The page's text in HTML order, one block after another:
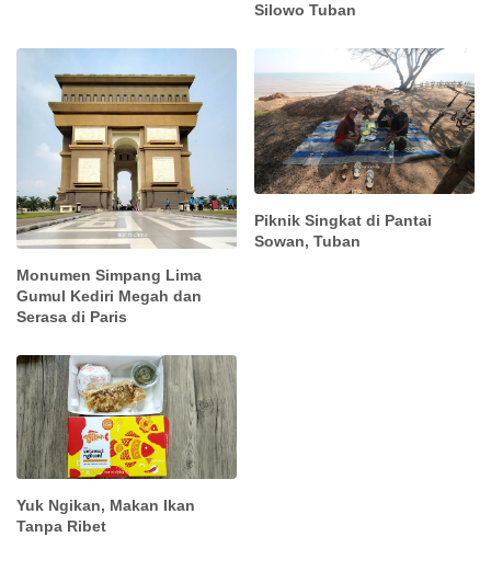
Silowo Tuban
Monumen Simpang Lima
Gumul Kediri Megah dan
Serasa di Paris
Piknik Singkat di Pantai
Sowan, Tuban
Yuk Ngikan, Makan Ikan
Tanpa Ribet